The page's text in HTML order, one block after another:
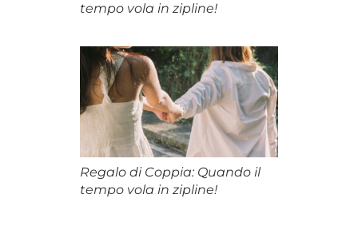
tempo vola in zipline!
Regalo di Coppia: Quando il
tempo vola in zipline!